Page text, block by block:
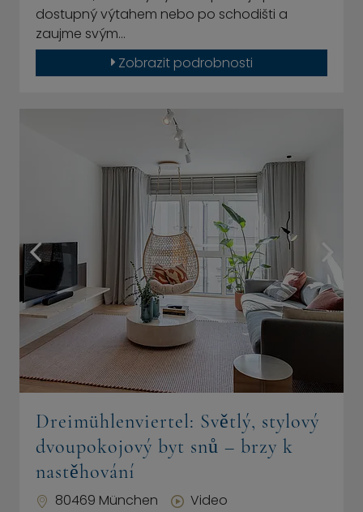
dostupný výtahem nebo po schodišti a
zaujme svým…
Zobrazit podrobnosti
Dreimühlenviertel: Světlý, stylový
dvoupokojový byt snů – brzy k
nastěhování
80469 München Video